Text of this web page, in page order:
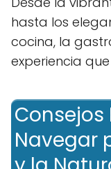
hasta ⁢los
cocina,​ la
experiencia
Navegar‌